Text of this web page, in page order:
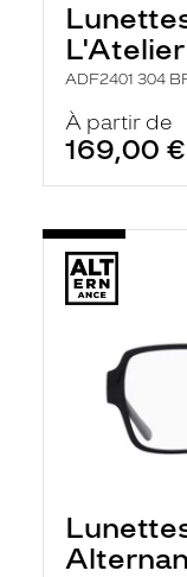
ADF2401 304
À partir de
169,00 €